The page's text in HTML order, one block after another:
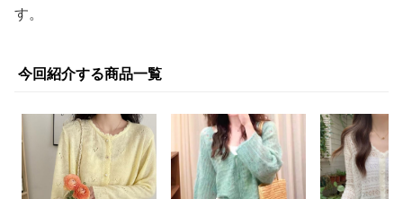
す。
今回紹介する商品一覧